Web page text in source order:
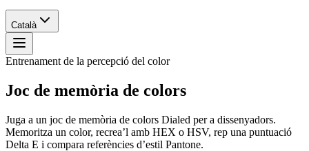
Català
Entrenament de la percepció del color
Joc de memòria de colors
Juga a un joc de memòria de colors Dialed per a dissenyadors.
Memoritza un color, recrea’l amb HEX o HSV, rep una puntuació
Delta E i compara referències d’estil Pantone.